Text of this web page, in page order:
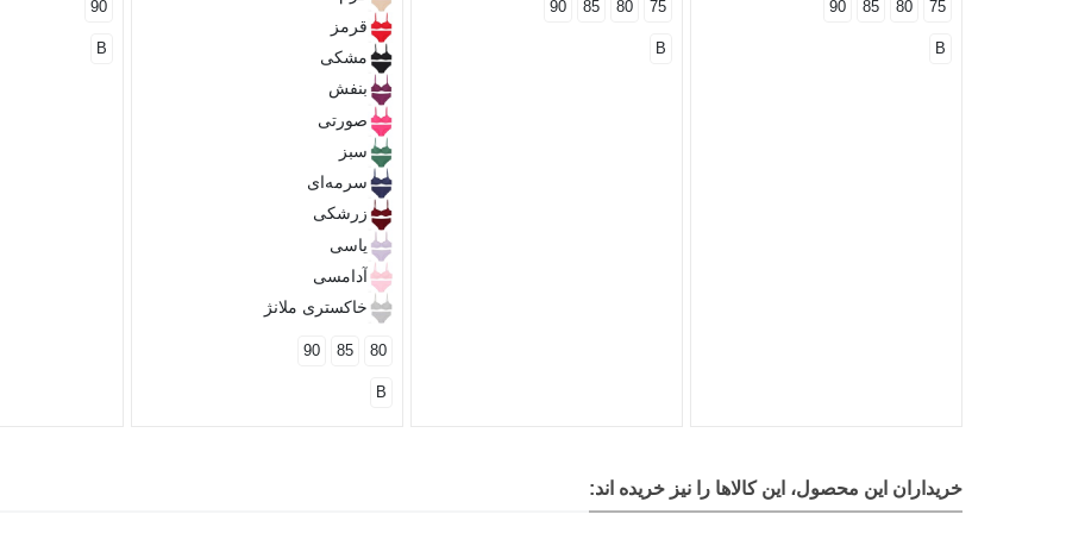
75
80
85
90
B
75
80
85
90
B
قرمز
مشکی
بنفش
صورتی
سبز
سرمه‌ای
زرشکی
یاسی
آدامسی
خاکستری ملانژ
80
85
90
B
90
B
خریداران این محصول، این کالاها را نیز خریده اند: